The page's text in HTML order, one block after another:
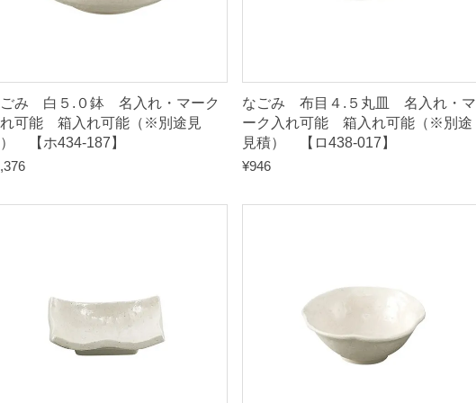
【
ホ
4
み 白５.０鉢 名入れ・マーク
れ可能 箱入れ可能（※別途見
【ホ434-187】
なごみ 布目４.５丸皿 名入れ・マ
ーク入れ可能 箱入れ可能（※別途
見積） 【ロ438-017】
¥946